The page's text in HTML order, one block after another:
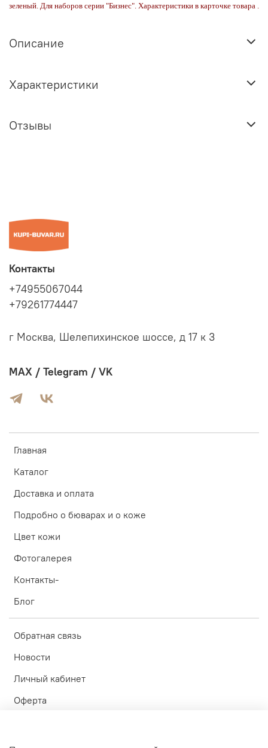
зеленый. Для наборов серии "Бизнес". Характеристики в карточке товара .
Описание
Характеристики
Отзывы
Главная
Каталог
Доставка и оплата
Подробно о бюварах и о коже
Цвет кожи
Фотогалерея
Контакты-
Блог
Обратная связь
Новости
Личный кабинет
Оферта
Контакты
+74955067044
+79261774447
г Москва, Шелепихинское шоссе, д 17 к 3
MAX / Telegram / VK